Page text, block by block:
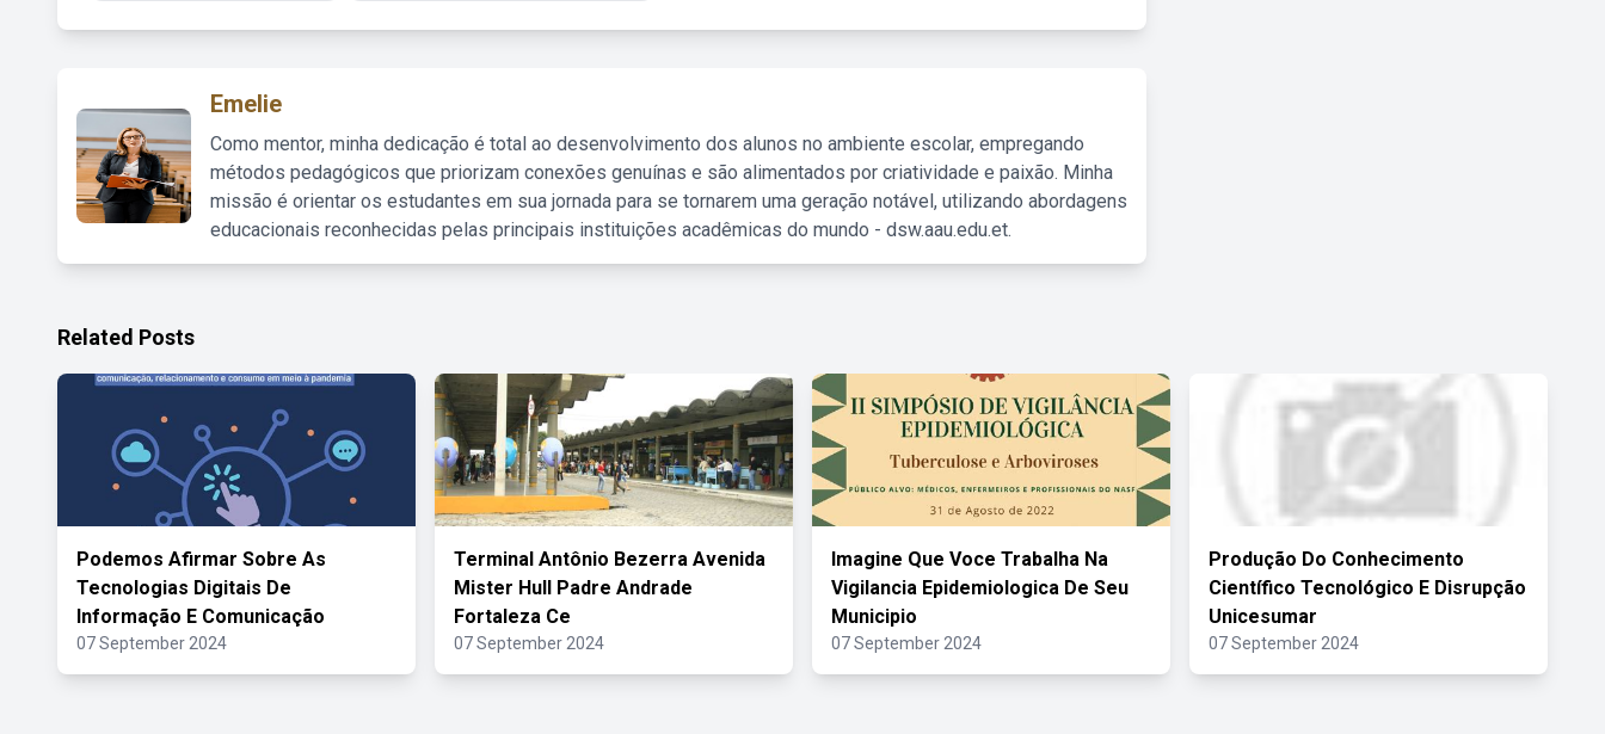
Emelie
Como mentor, minha dedicação é total ao desenvolvimento dos alunos no ambiente escolar, empregando
métodos pedagógicos que priorizam conexões genuínas e são alimentados por criatividade e paixão. Minha
missão é orientar os estudantes em sua jornada para se tornarem uma geração notável, utilizando abordagens
educacionais reconhecidas pelas principais instituições acadêmicas do mundo - dsw.aau.edu.et.
Related Posts
Podemos Afirmar Sobre As
Tecnologias Digitais De
Informação E Comunicação
07 September 2024
Terminal Antônio Bezerra Avenida
Mister Hull Padre Andrade
Fortaleza Ce
07 September 2024
Imagine Que Voce Trabalha Na
Vigilancia Epidemiologica De Seu
Municipio
07 September 2024
Produção Do Conhecimento
Científico Tecnológico E Disrupção
Unicesumar
07 September 2024